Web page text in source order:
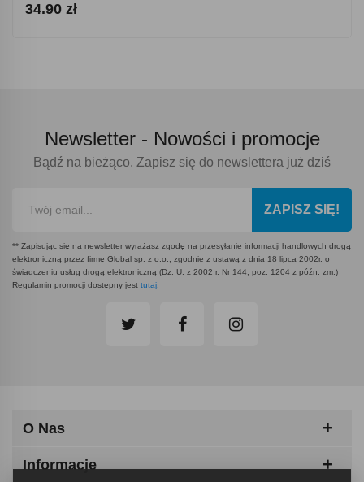
34.90 zł
Newsletter - Nowości i promocje
Bądź na bieżąco. Zapisz się do newslettera już dziś
ZAPISZ SIĘ!
** Zapisując się na newsletter wyrażasz zgodę na przesyłanie informacji handlowych drogą
elektroniczną przez firmę Global sp. z o.o., zgodnie z ustawą z dnia 18 lipca 2002r. o
świadczeniu usług drogą elektroniczną (Dz. U. z 2002 r. Nr 144, poz. 1204 z późn. zm.)
Regulamin promocji dostępny jest tutaj.
O Nas
Informacje